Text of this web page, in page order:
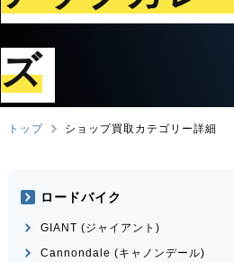
ズ
トップ ショップ買取カテゴリー詳細
ロードバイク
GIANT (ジャイアント)
Cannondale (キャノンデール)